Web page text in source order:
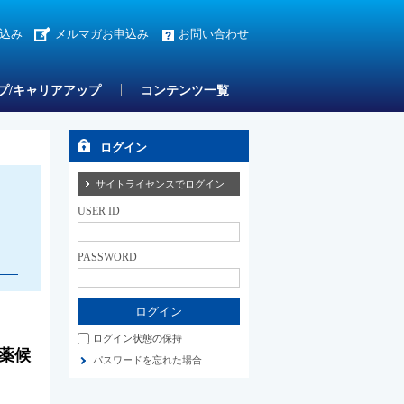
み メルマガお申込み お問い合わせ
/キャリアアップ コンテンツ一覧
候
ログイン
サイトライセンスでログイン
USER ID
PASSWORD
ログイン状態の保持
パスワードを忘れた場合